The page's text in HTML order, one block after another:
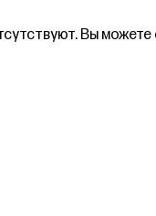
Вы можете